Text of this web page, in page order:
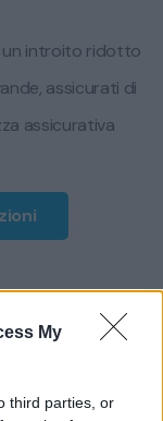
My
third parties, or
un introito ridotto
assicurati di
assicurativa